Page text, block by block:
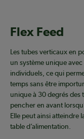
Flex Feed
Les tubes verticaux en
un système unique
individuels, ce qui
temps sans être
unique à 30 degrés des
pencher en avant
Elle peut ainsi atteindre
table d’alimentation.